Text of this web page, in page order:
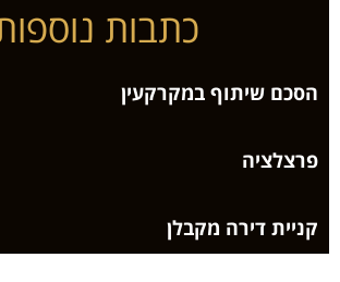
כתבות
הסכם שיתוף במקרקעין
פרצלציה
קניית דירה מקבלן